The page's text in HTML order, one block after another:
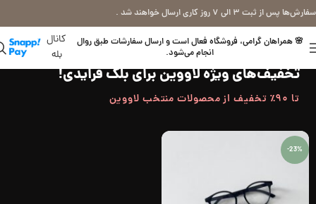
سفارش‌ها پس از ثبت ۳ الی ۷ روز کاری ارسال خواهند شد .
🌸 همراهان گرامی، فروشگاه فعال است و ارسال سفارشات طبق روال
انجام می‌شود.
کانال
بله
تخفیف‌های ویژه لاووین برای بلک فرایدی!
تا ۹۰٪ تخفیف از محصولات منتخب لاووین
-23%